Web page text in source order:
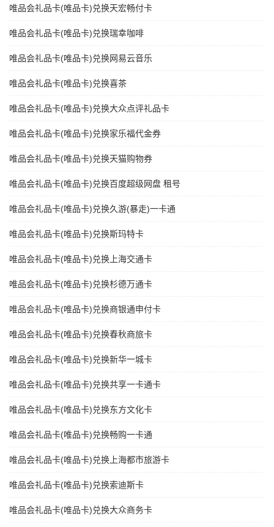
唯品会礼品卡(唯品卡)兑换天宏畅付卡
唯品会礼品卡(唯品卡)兑换瑞幸咖啡
唯品会礼品卡(唯品卡)兑换网易云音乐
唯品会礼品卡(唯品卡)兑换喜茶
唯品会礼品卡(唯品卡)兑换大众点评礼品卡
唯品会礼品卡(唯品卡)兑换家乐福代金券
唯品会礼品卡(唯品卡)兑换天猫购物券
唯品会礼品卡(唯品卡)兑换百度超级网盘 租号
唯品会礼品卡(唯品卡)兑换久游(暴走)一卡通
唯品会礼品卡(唯品卡)兑换斯玛特卡
唯品会礼品卡(唯品卡)兑换上海交通卡
唯品会礼品卡(唯品卡)兑换杉德万通卡
唯品会礼品卡(唯品卡)兑换商银通申付卡
唯品会礼品卡(唯品卡)兑换春秋商旅卡
唯品会礼品卡(唯品卡)兑换新华一城卡
唯品会礼品卡(唯品卡)兑换共享一卡通卡
唯品会礼品卡(唯品卡)兑换东方文化卡
唯品会礼品卡(唯品卡)兑换畅购一卡通
唯品会礼品卡(唯品卡)兑换上海都市旅游卡
唯品会礼品卡(唯品卡)兑换索迪斯卡
唯品会礼品卡(唯品卡)兑换大众商务卡